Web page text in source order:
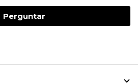
Perguntar